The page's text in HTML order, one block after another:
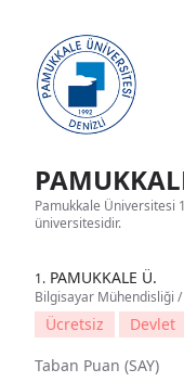
Pamukkale Üniversitesi
üniversitesidir.
1. PAMUKKALE Ü.
Bilgisayar Mühendisliği
Ücretsiz
Devlet
Taban Puan (SAY)